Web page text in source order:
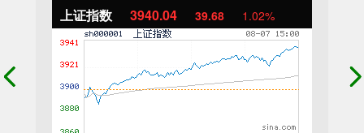
上证指数 3940.04 39.68 1.02%